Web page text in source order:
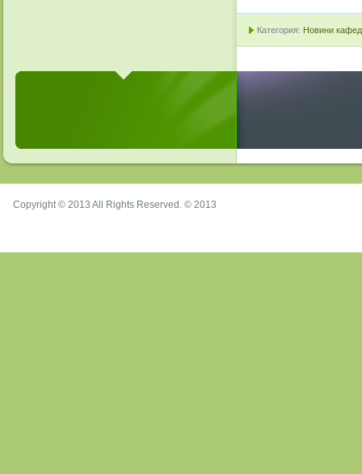
Категория: Новини
Copyright © 2013 All Rights Reserved. © 2013